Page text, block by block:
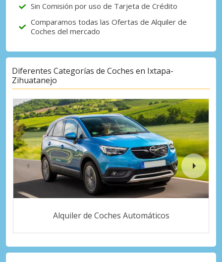
Sin Comisión por uso de Tarjeta de Crédito
Comparamos todas las Ofertas de Alquiler de
Coches del mercado
Diferentes Categorías de Coches en Ixtapa-
Zihuatanejo
Alquiler de Coches Automáticos